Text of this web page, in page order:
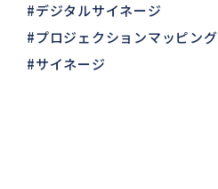
デジタルサイネージ
プロジェクションマッピング
サイネージ